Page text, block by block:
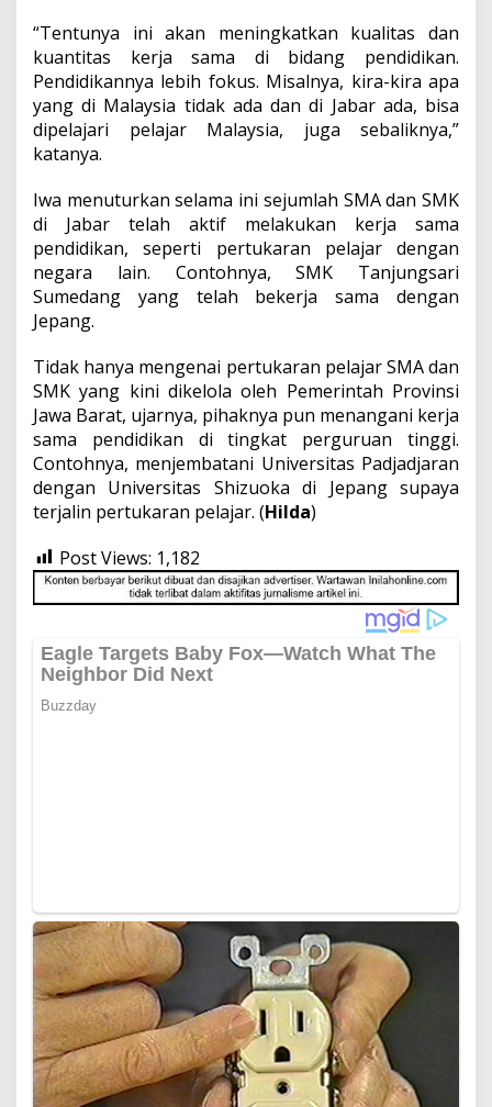
“Tentunya ini akan meningkatkan kualitas dan
kuantitas kerja sama di bidang pendidikan.
Pendidikannya lebih fokus. Misalnya, kira-kira apa
yang di Malaysia tidak ada dan di Jabar ada, bisa
dipelajari pelajar Malaysia, juga sebaliknya,”
katanya.
Iwa menuturkan selama ini sejumlah SMA dan SMK
di Jabar telah aktif melakukan kerja sama
pendidikan, seperti pertukaran pelajar dengan
negara lain. Contohnya, SMK Tanjungsari
Sumedang yang telah bekerja sama dengan
Jepang.
Tidak hanya mengenai pertukaran pelajar SMA dan
SMK yang kini dikelola oleh Pemerintah Provinsi
Jawa Barat, ujarnya, pihaknya pun menangani kerja
sama pendidikan di tingkat perguruan tinggi.
Contohnya, menjembatani Universitas Padjadjaran
dengan Universitas Shizuoka di Jepang supaya
terjalin pertukaran pelajar. (Hilda)
Post Views: 1,182